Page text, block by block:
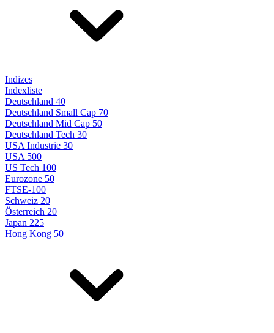
Indizes
Indexliste
Deutschland 40
Deutschland Small Cap 70
Deutschland Mid Cap 50
Deutschland Tech 30
USA Industrie 30
USA 500
US Tech 100
Eurozone 50
FTSE-100
Schweiz 20
Österreich 20
Japan 225
Hong Kong 50